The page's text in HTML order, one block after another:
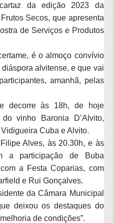
da edição 2023 da
Secos, que apresenta
de Serviços e Produtos
é o almoço convívio
alvitense, e que vai
amanhã, pelas
decorre às 18h, de hoje
vinho Baronia D’Alvito,
Cuba e Alvito.
Alves, às 20.30h, e às
a participação de Buba
a Festa Coparias, com
e Rui Gonçalves.
da Câmara Municipal
deixou os destaques do
de condições”.